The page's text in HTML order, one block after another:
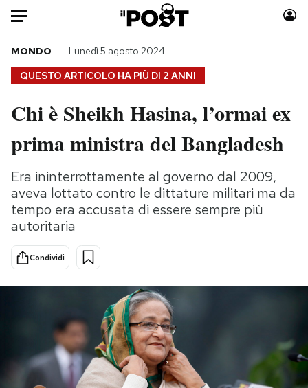
Auto
HOME
Italia
Politica
Tecnologia
Internet
Scienza
Cultura
Economia
Moda
Consumismi
Storie/Idee
Ok Boomer!
Media
PODCAST
NEWSLETTER
QUESTO ARTICOLO HA PIÙ DI 2 ANNI
MONDO Lunedì 5 agosto 2024
Chi è Sheikh Hasina, l’ormai ex
prima ministra del Bangladesh
Era ininterrottamente al governo dal 2009,
aveva lottato contro le dittature militari ma da
tempo era accusata di essere sempre più
autoritaria
Condividi